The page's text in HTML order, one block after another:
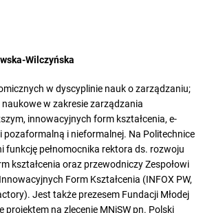
Wilczyńska
w dyscyplinie nauk o zarządzaniu;
w zakresie zarządzania
innowacyjnych form kształcenia, e-
pozaformalną i nieformalnej. Na Politechnice
funkcję pełnomocnika rektora ds. rozwoju
kształcenia oraz przewodniczy Zespołowi
Form Kształcenia (INFOX PW,
Jest także prezesem Fundacji Młodej
projektem na zlecenie MNiSW pn. Polski